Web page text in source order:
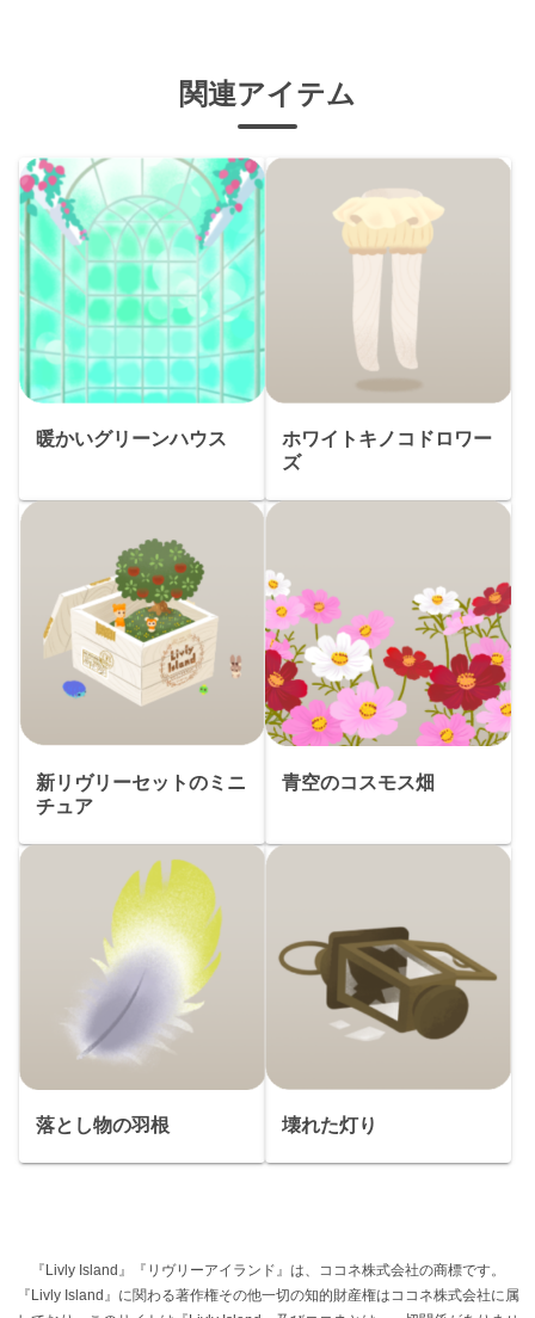
関連アイテム
暖かいグリーンハウス
ホワイトキノコドロワー
ズ
新リヴリーセットのミニ
チュア
青空のコスモス畑
落とし物の羽根 壊れた灯り
『Livly Island』『リヴリーアイランド』は、ココネ株式会社の商標です。
『Livly Island』に関わる著作権その他一切の知的財産権はココネ株式会社に属